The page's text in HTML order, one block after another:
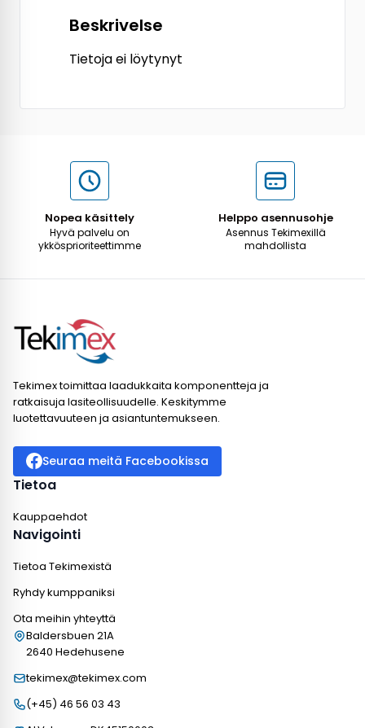
Beskrivelse
Tietoja ei löytynyt
Nopea käsittely
Hyvä palvelu on
ykkösprioriteettimme
Helppo asennusohje
Asennus Tekimexillä
mahdollista
Tekimex toimittaa laadukkaita komponentteja ja
ratkaisuja lasiteollisuudelle. Keskitymme
luotettavuuteen ja asiantuntemukseen.
Seuraa meitä Facebookissa
Tietoa
Kauppaehdot
Navigointi
Tietoa Tekimexistä
Ryhdy kumppaniksi
Ota meihin yhteyttä
Baldersbuen 21A
2640 Hedehusene
tekimex@tekimex.com
(+45) 46 56 03 43